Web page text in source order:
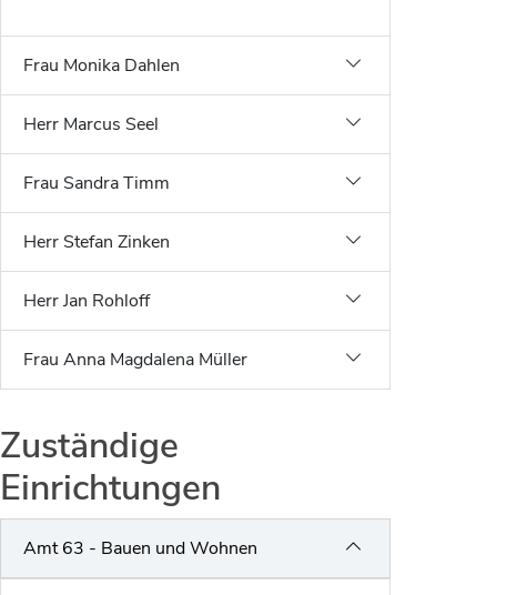
Frau Monika Dahlen
Herr Marcus Seel
Frau Sandra Timm
Herr Stefan Zinken
Herr Jan Rohloff
Frau Anna Magdalena Müller
Zuständige
Einrichtungen
Amt 63 - Bauen und Wohnen